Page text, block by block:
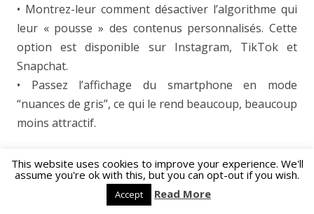
• Montrez-leur comment désactiver l’algorithme qui
leur « pousse » des contenus personnalisés. Cette
option est disponible sur Instagram, TikTok et
Snapchat.
• Passez l’affichage du smartphone en mode
“nuances de gris”, ce qui le rend beaucoup, beaucoup
moins attractif.
This entry was posted in Conseils pratiques
Génération numérique,Instagram, Instagram…,Instagram…,
L'impact des images sur les enfants,Réseaux sociaux
Snapchat,TikTok,YouTube
This website uses cookies to improve your experience. We'll
assume you're ok with this, but you can opt-out if you wish.
Accept Read More